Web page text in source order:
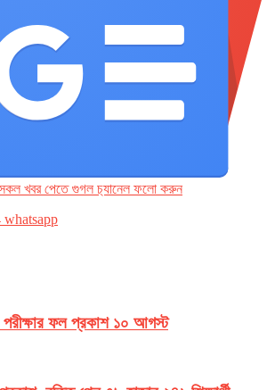
সকল খবর পেতে গুগল চ‌্যানেল ফলো করুন
ফল প্রকাশ ১০ আগস্ট